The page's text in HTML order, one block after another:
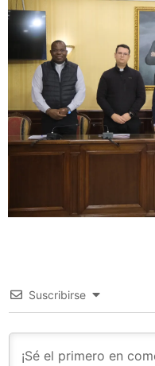
Suscribirse